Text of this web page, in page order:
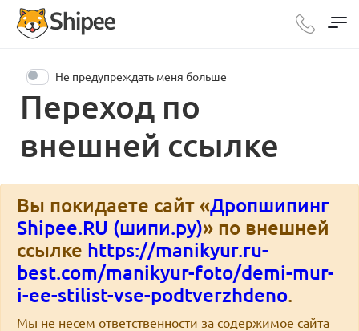
Переход по
внешней ссылке
Не предупреждать меня больше
Вы покидаете сайт «Дропшипинг
Shipee.RU (шипи.ру)» по внешней
ссылке https://manikyur.ru-
best.com/manikyur-foto/demi-mur-
i-ee-stilist-vse-podtverzhdeno.
Мы не несем ответственности за содержимое сайта